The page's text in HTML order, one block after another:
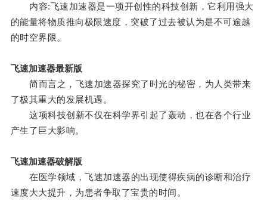
内容:飞速加速器是一项开创性的科技创新，它利用强大
的能量将物质推向极限速度，突破了过去被认为是不可逾越
的时空界限。
飞速加速器最新版
简而言之，飞速加速器探究了时光的秘密，为人类带来
了极其重大的发展机遇。
这项科技创新不仅在科学界引起了轰动，也在各个行业
产生了巨大影响。
飞速加速器破解版
在医学领域，飞速加速器的出现使得疾病的诊断和治疗
速度大大提升，为患者争取了宝贵的时间。